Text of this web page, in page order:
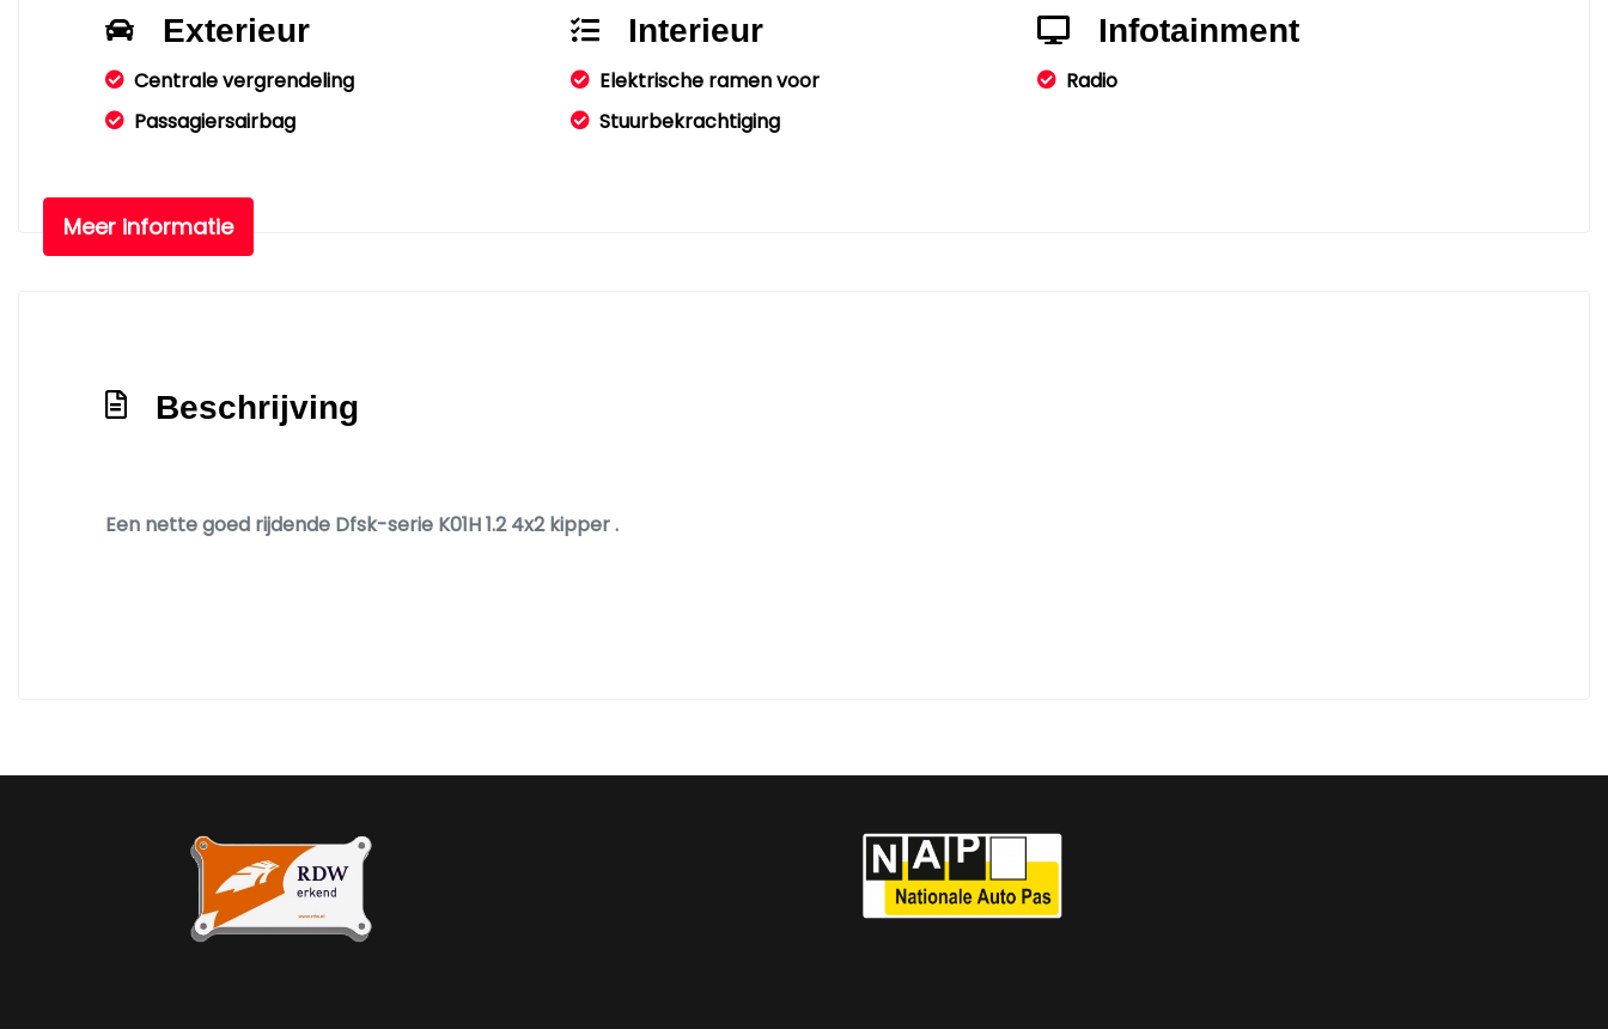
Exterieur
Centrale vergrendeling
Passagiersairbag
Interieur
Elektrische ramen voor
Stuurbekrachtiging
Infotainment
Radio
Meer informatie
Beschrijving
Een nette goed rijdende Dfsk-serie K01H 1.2 4x2 kipper .